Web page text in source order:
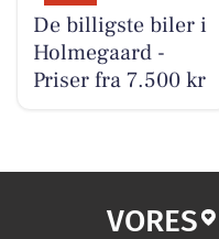
De billigste biler i
Holmegaard -
Priser fra 7.500 kr
VORES